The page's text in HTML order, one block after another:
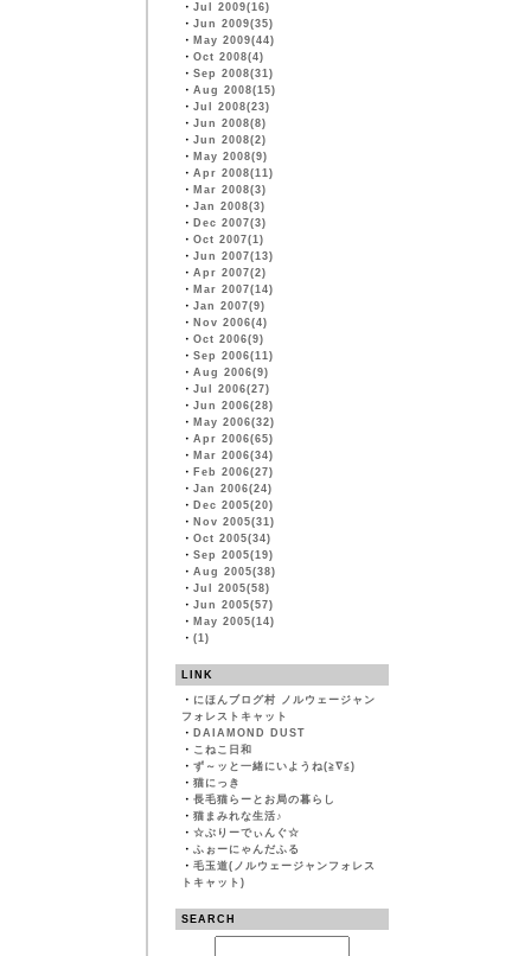
・ Jul 2009(16)
・ Jun 2009(35)
・ May 2009(44)
・ Oct 2008(4)
・ Sep 2008(31)
・ Aug 2008(15)
・ Jul 2008(23)
・ Jun 2008(8)
・ Jun 2008(2)
・ May 2008(9)
・ Apr 2008(11)
・ Mar 2008(3)
・ Jan 2008(3)
・ Dec 2007(3)
・ Oct 2007(1)
・ Jun 2007(13)
・ Apr 2007(2)
・ Mar 2007(14)
・ Jan 2007(9)
・ Nov 2006(4)
・ Oct 2006(9)
・ Sep 2006(11)
・ Aug 2006(9)
・ Jul 2006(27)
・ Jun 2006(28)
・ May 2006(32)
・ Apr 2006(65)
・ Mar 2006(34)
・ Feb 2006(27)
・ Jan 2006(24)
・ Dec 2005(20)
・ Nov 2005(31)
・ Oct 2005(34)
・ Sep 2005(19)
・ Aug 2005(38)
・ Jul 2005(58)
・ Jun 2005(57)
・ May 2005(14)
・ (1)
LINK
・ にほんブログ村 ノルウェージャン
フォレストキャット
・ DAIAMOND DUST
・ こねこ日和
・ ず～ッと一緒にいようね(≧∇≦)
・ 猫にっき
・ 長毛猫らーとお局の暮らし
・ 猫まみれな生活♪
・ ☆ぶりーでぃんぐ☆
・ ふぉーにゃんだふる
・ 毛玉道(ノルウェージャンフォレス
トキャット)
SEARCH